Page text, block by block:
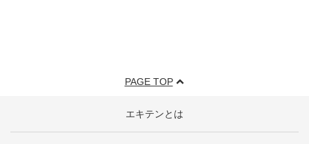
PAGE TOP
エキテンとは